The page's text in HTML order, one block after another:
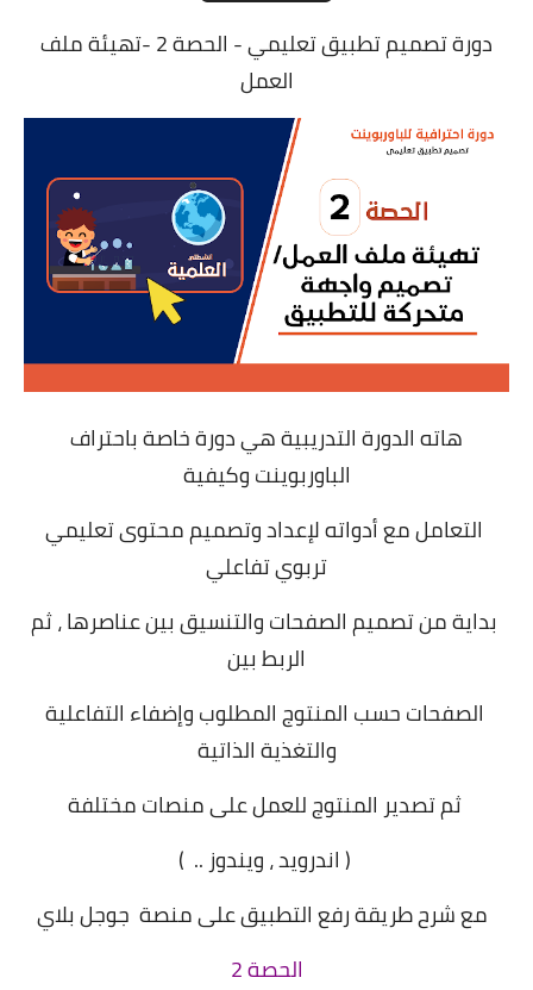
دورة تصميم تطبيق تعليمي - الحصة 2 -تهيئة ملف
العمل
هاته الدورة التدريبية هي دورة خاصة باحتراف
الباوربوينت وكيفية
التعامل مع أدواته لإعداد وتصميم محتوى تعليمي
تربوي تفاعلي
بداية من تصميم الصفحات والتنسيق بين عناصرها ، ثم
الربط بين
الصفحات حسب المنتوج المطلوب وإضفاء التفاعلية
والتغذية الذاتية
ثم تصدير المنتوج للعمل على منصات مختلفة
( اندرويد ، ويندوز .. )
مع شرح طريقة رفع التطبيق على منصة جوجل بلاي
الحصة 2